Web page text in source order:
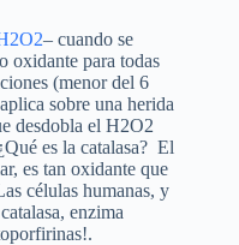
– cuando se
oxidante para todas
(menor del 6
sobre una herida
desdobla el H2O2
es la catalasa? El
es tan oxidante que
células humanas, y
enzima